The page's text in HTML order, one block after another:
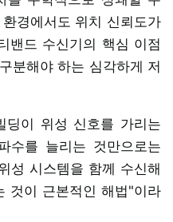
경에서도 위치 신뢰도가
밴드 수신기의 핵심 이점
분해야 하는 심각하게 저
이 위성 신호를 가리는
수를 늘리는 것만으로는
성 시스템을 함께 수신해
것이 근본적인 해법"이라